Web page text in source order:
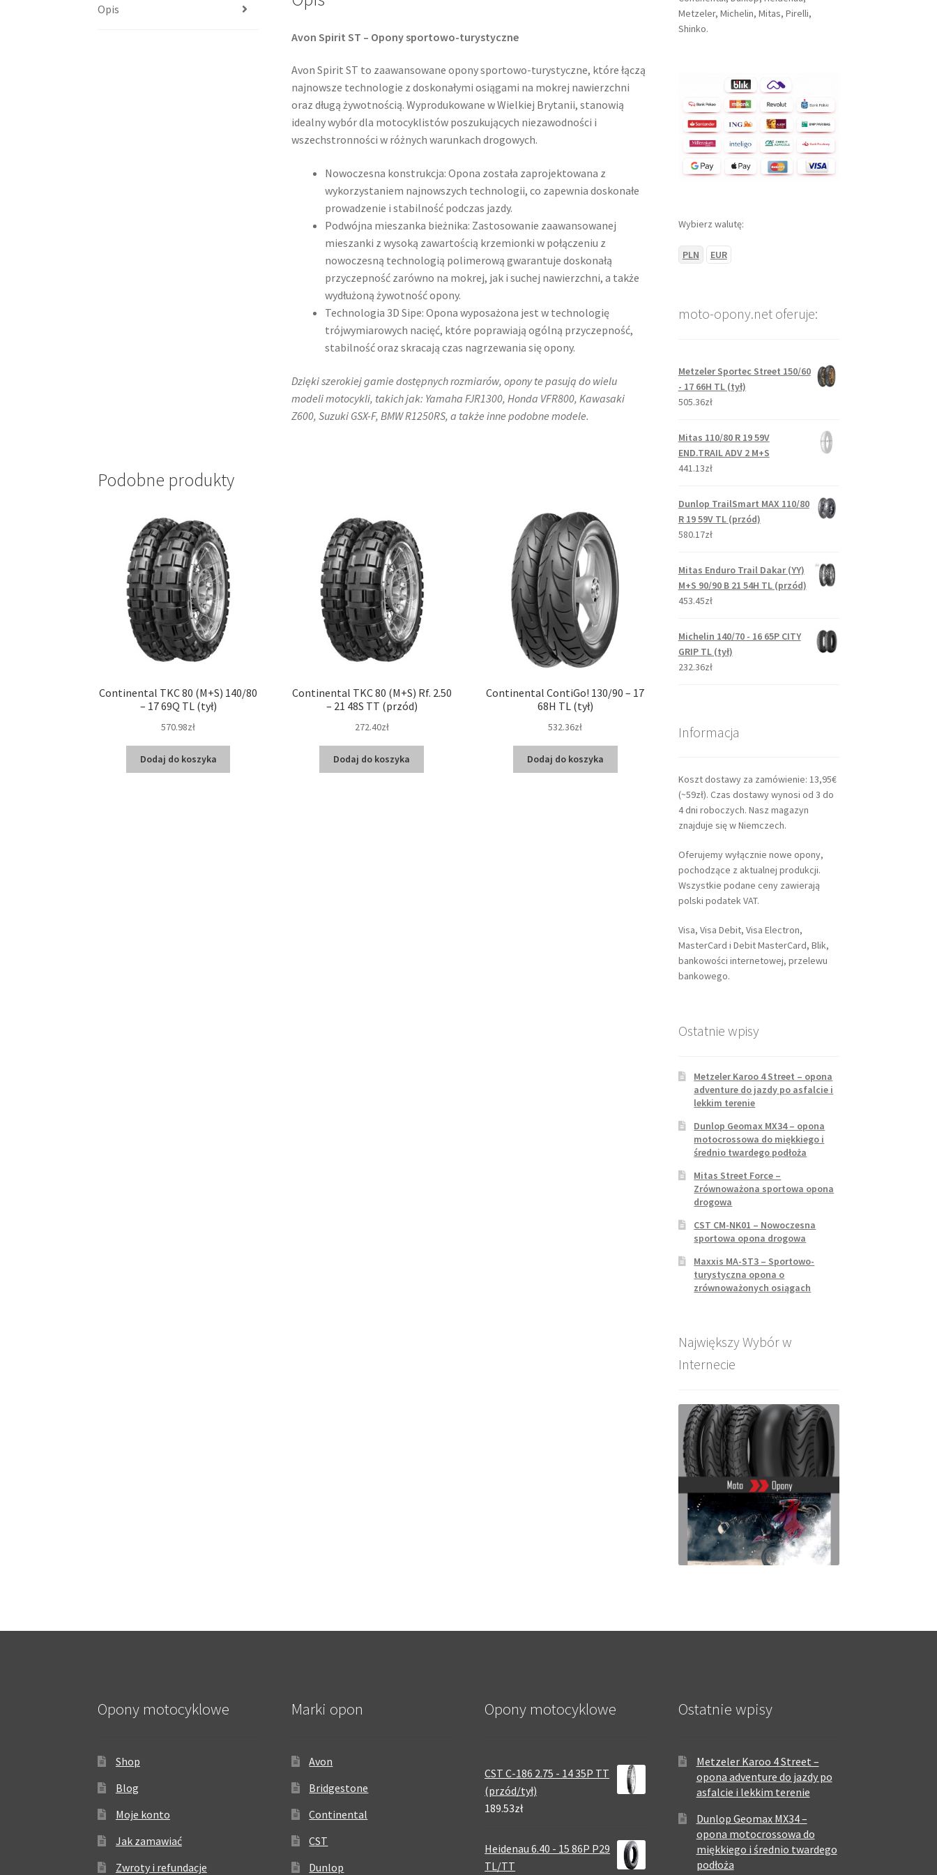
Opis
Avon Spirit ST – Opony sportowo-turystyczne
Avon Spirit ST to zaawansowane opony sportowo-turystyczne, które łączą
najnowsze technologie z doskonałymi osiągami na mokrej nawierzchni
oraz długą żywotnością. Wyprodukowane w Wielkiej Brytanii, stanowią
idealny wybór dla motocyklistów poszukujących niezawodności i
wszechstronności w różnych warunkach drogowych.
Nowoczesna konstrukcja: Opona została zaprojektowana z
wykorzystaniem najnowszych technologii, co zapewnia doskonałe
prowadzenie i stabilność podczas jazdy.
Podwójna mieszanka bieżnika: Zastosowanie zaawansowanej
mieszanki z wysoką zawartością krzemionki w połączeniu z
nowoczesną technologią polimerową gwarantuje doskonałą
przyczepność zarówno na mokrej, jak i suchej nawierzchni, a także
wydłużoną żywotność opony.
Technologia 3D Sipe: Opona wyposażona jest w technologię
trójwymiarowych nacięć, które poprawiają ogólną przyczepność,
stabilność oraz skracają czas nagrzewania się opony.
Dzięki szerokiej gamie dostępnych rozmiarów, opony te pasują do wielu
modeli motocykli, takich jak:​ Yamaha FJR1300, Honda VFR800, Kawasaki
Z600, Suzuki GSX-F, BMW R1250RS, a także inne podobne modele.​
Podobne produkty
Continental TKC 80 (M+S) 140/80
– 17 69Q TL (tył)
570.98zł
Dodaj do koszyka
Continental TKC 80 (M+S) Rf. 2.50
– 21 48S TT (przód)
272.40zł
Dodaj do koszyka
Continental ContiGo! 130/90 – 17
68H TL (tył)
532.36zł
Dodaj do koszyka
Metzeler, Michelin, Mitas, Pirelli,
Shinko.
Wybierz walutę:
PLN EUR
moto-opony.net oferuje:
Metzeler Sportec Street 150/60
- 17 66H TL (tył)
505.36zł
Mitas 110/80 R 19 59V
END.TRAIL ADV 2 M+S
441.13zł
Dunlop TrailSmart MAX 110/80
R 19 59V TL (przód)
580.17zł
Mitas Enduro Trail Dakar (YY)
M+S 90/90 B 21 54H TL (przód)
453.45zł
Michelin 140/70 - 16 65P CITY
GRIP TL (tył)
232.36zł
Informacja
Koszt dostawy za zamówienie: 13,95€
(~59zł). Czas dostawy wynosi od 3 do
4 dni roboczych. Nasz magazyn
znajduje się w Niemczech.
Oferujemy wyłącznie nowe opony,
pochodzące z aktualnej produkcji.
Wszystkie podane ceny zawierają
polski podatek VAT.
Visa, Visa Debit, Visa Electron,
MasterCard i Debit MasterCard, Blik,
bankowości internetowej, przelewu
bankowego.
Ostatnie wpisy
Metzeler Karoo 4 Street – opona
adventure do jazdy po asfalcie i
lekkim terenie
Dunlop Geomax MX34 – opona
motocrossowa do miękkiego i
średnio twardego podłoża
Mitas Street Force –
Zrównoważona sportowa opona
drogowa
CST CM-NK01 – Nowoczesna
sportowa opona drogowa
Maxxis MA-ST3 – Sportowo-
turystyczna opona o
zrównoważonych osiągach
Największy Wybór w
Internecie
Opony motocyklowe
Shop
Blog
Moje konto
Jak zamawiać
Zwroty i refundacje
Marki opon
Avon
Bridgestone
Continental
CST
Dunlop
Opony motocyklowe
CST C-186 2.75 - 14 35P TT
(przód/tył)
189.53zł
Heidenau 6.40 - 15 86P P29
TL/TT
Ostatnie wpisy
Metzeler Karoo 4 Street –
opona adventure do jazdy po
asfalcie i lekkim terenie
Dunlop Geomax MX34 –
opona motocrossowa do
miękkiego i średnio twardego
podłoża